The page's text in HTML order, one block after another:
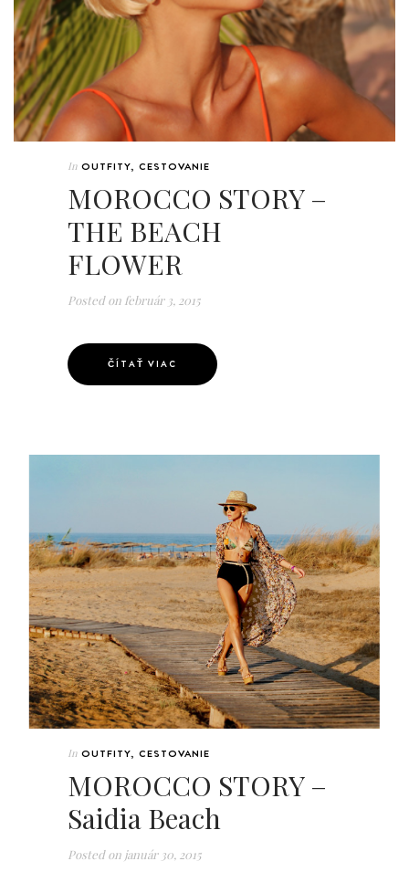
In OUTFITY, CESTOVANIE
MOROCCO STORY –
THE BEACH
FLOWER
Posted on február 3, 2015
ČÍTAŤ VIAC
In OUTFITY, CESTOVANIE
MOROCCO STORY –
Saidia Beach
Posted on január 30, 2015